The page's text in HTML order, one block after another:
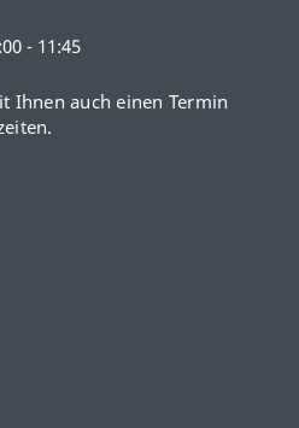
- 11:45
Ihnen auch einen Termin